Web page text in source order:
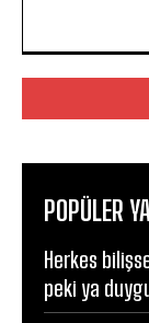
POPÜLER
Herkes
peki ya